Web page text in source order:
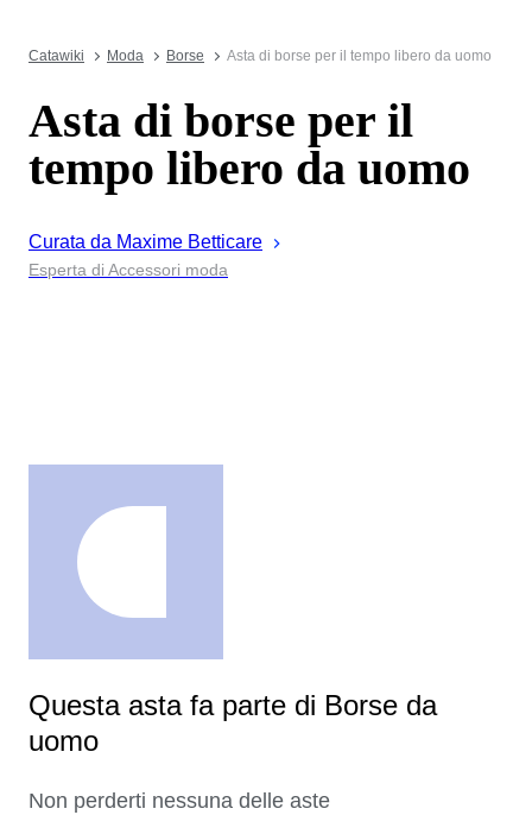
Catawiki Moda Borse Asta di borse per il tempo libero da uomo
Asta di borse per il
tempo libero da uomo
Curata da Maxime Betticare
Esperta di Accessori moda
Questa asta fa parte di Borse da
uomo
Non perderti nessuna delle aste